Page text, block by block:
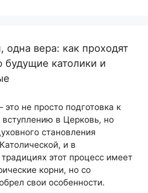
одна вера: как проходят
будущие католики и
не просто подготовка к
в Церковь, но
становления
и в
этот процесс имеет
корни, но со
свои особенности.